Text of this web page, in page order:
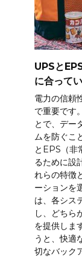
UPSと
に合って
電力の信頼
で重要です
とで、デー
ムを防ぐこ
とEPS（非
るために設
れらの特徴
ーションを
は、各シス
し、どちら
を提供しま
うと、快適
切なバック